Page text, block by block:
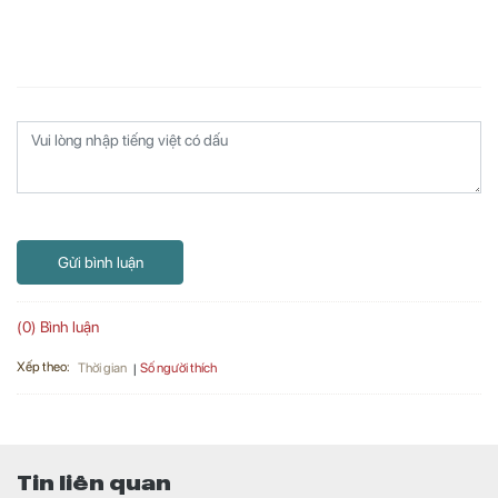
Gửi bình luận
(0) Bình luận
Xếp theo: Thời gian Số người thích
Tin liên quan